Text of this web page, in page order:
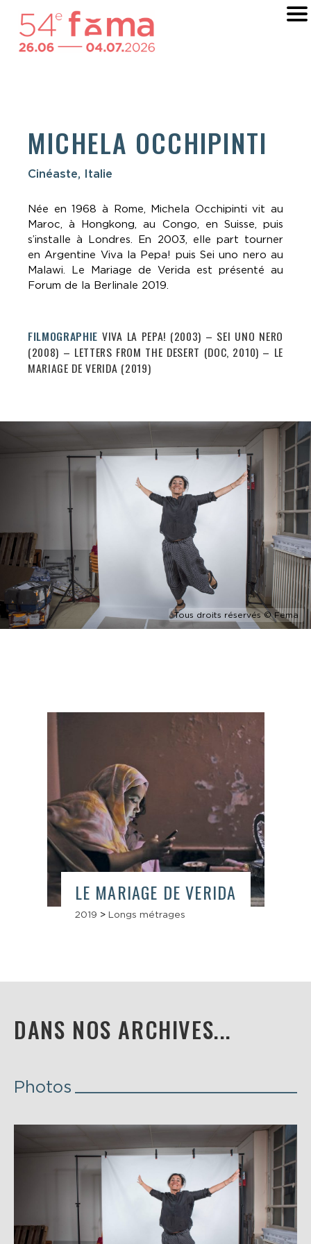
MICHELA OCCHIPINTI
Cinéaste, Italie
Née en 1968 à Rome, Michela Occhipinti vit au
Maroc, à Hongkong, au Congo, en Suisse, puis
s’installe à Londres. En 2003, elle part tourner
en Argentine Viva la Pepa! puis Sei uno nero au
Malawi. Le Mariage de Verida est présenté au
Forum de la Berlinale 2019.
FILMOGRAPHIE VIVA LA PEPA! (2003) – SEI UNO NERO
(2008) – LETTERS FROM THE DESERT (DOC, 2010) – LE
MARIAGE DE VERIDA (2019)
Tous droits réservés © Fema
LE MARIAGE DE VERIDA
2019 > Longs métrages
DANS NOS ARCHIVES...
Photos